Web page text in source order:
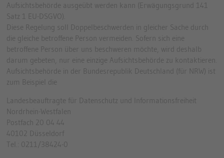
Aufsichtsbehörde ausgeübt werden kann (Erwägungsgrund 141
Satz 1 EU-DSGVO).
Diese Regelung soll Doppelbeschwerden in gleicher Sache durch
die gleiche betroffene Person vermeiden. Sofern sich eine
betroffene Person über uns beschweren möchte, wird deshalb
darum gebeten, nur eine einzige Aufsichtsbehörde zu kontaktieren.
Aufsichtsbehörde in der Bundesrepublik Deutschland (für NRW) ist
zum Beispiel die
Landesbeauftragte für Datenschutz und Informationsfreiheit
Nordrhein-Westfalen
Postfach 20 04 44
40102 Düsseldorf
Tel.: 0211/38424-0